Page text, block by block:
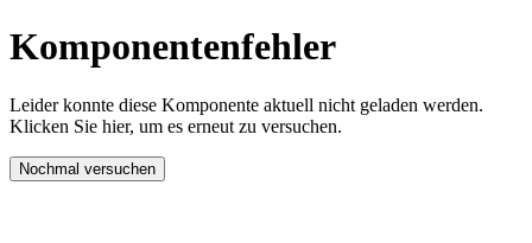
Komponentenfehler
Leider konnte diese Komponente aktuell nicht geladen werden.
Klicken Sie hier, um es erneut zu versuchen.
Nochmal versuchen